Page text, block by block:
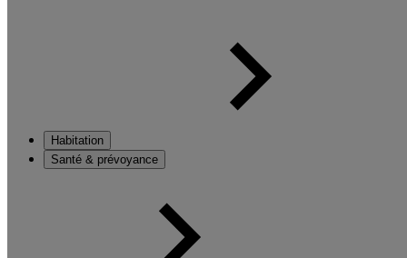
Habitation
Santé & prévoyance